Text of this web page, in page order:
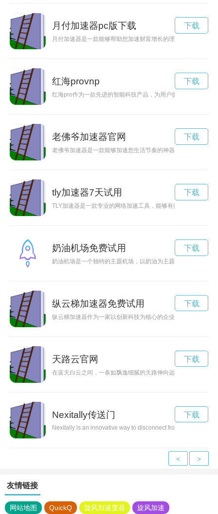
月付加速器pc版下载
月付加速器是一款能够帮助您加速财富增长的理财工具，通过
下载
红海provnp
红海pro作为一款先进的智能科技产品，为用户提供了更多的创
下载
老佛爷加速器官网
老佛爷加速器是一款能够加速您生活节奏的神器，让您轻松应对
下载
tly加速器7天试用
TLY加速器是一款专业的网络加速工具，能够有效提升互联网
下载
奶油机场免费试用
奶油机场是一个独特的主题机场，以奶油为主题打造，让人仿
下载
纵云梯加速器免费试用
纵云梯加速器作为一家以创新科技为核心的企业，致力于帮助
下载
天路云官网
在蓝天白云之间，一条如飘逸细腻的天路伸向远方，在云端之
下载
Nexitally传送门
Nexitally is an innovative way to disconnect from everyday
下载
< >
友情链接
网站地图 QuickQ 旋风加速度器 旋风加速